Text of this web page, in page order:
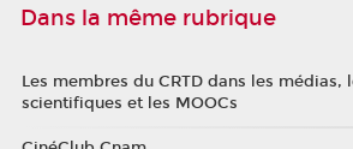
Dans la même rubrique
Les membres du CRTD dans les médias,
scientifiques et les MOOCs